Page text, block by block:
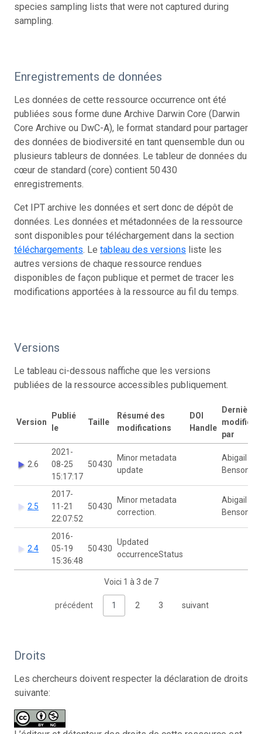
species sampling lists that were not captured during
sampling.
Enregistrements de données
Les données de cette ressource occurrence ont été
publiées sous forme dune Archive Darwin Core (Darwin
Core Archive ou DwC-A), le format standard pour partager
des données de biodiversité en tant quensemble dun ou
plusieurs tableurs de données. Le tableur de données du
cœur de standard (core) contient 50 430
enregistrements.
Cet IPT archive les données et sert donc de dépôt de
données. Les données et métadonnées de la ressource
sont disponibles pour téléchargement dans la section
téléchargements. Le tableau des versions liste les
autres versions de chaque ressource rendues
disponibles de façon publique et permet de tracer les
modifications apportées à la ressource au fil du temps.
Versions
Le tableau ci-dessous naffiche que les versions
publiées de la ressource accessibles publiquement.
Version
Publié
le
Taille
Résumé des
modifications
DOI
Handle
Dernière
par
2.6
2021-
08-25
15:17:17
50 430
Minor metadata
update
Abigail
Benson
2.5
2017-
11-21
22:07:52
50 430
Minor metadata
correction.
Abigail
Benson
2.4
2016-
05-19
15:36:48
50 430
Updated
occurrenceStatus
Voici 1 à 3 de 7
précédent 1 2 3 suivant
Droits
Les chercheurs doivent respecter la déclaration de droits
suivante: